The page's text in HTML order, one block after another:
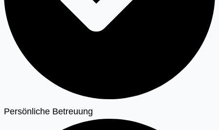
Persönliche Betreuung